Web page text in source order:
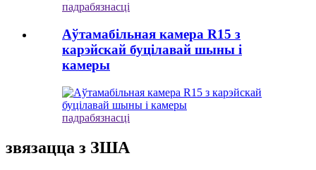
падрабязнасці
Аўтамабільная камера R15 з
карэйскай буцілавай шыны і
камеры
падрабязнасці
звязацца з ЗША